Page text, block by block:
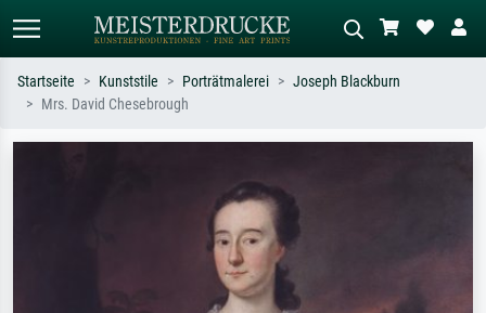
Sternennacht, Impressionismus, Welle
Wiese, Abstrakt mit viel Rot, Dunkles
Ölgemälde, Stehender Akt neben einem
Startseite Kunststile Porträtmalerei
Joseph Blackburn
Mrs. David Chesebrough